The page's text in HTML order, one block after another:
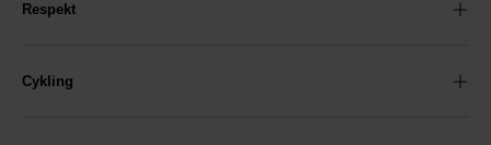
Respekt
Cykling